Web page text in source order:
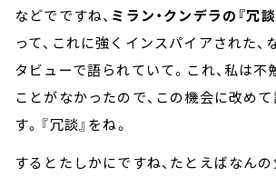
などでですね、 ミラン・クンデラの『冗
って、これに強くインスパイアされた、
タビューで語られていて。これ、私は
ことがなかったので、この機会に改め
す。『冗談』をね。
するとたしかにですね、たとえばなん